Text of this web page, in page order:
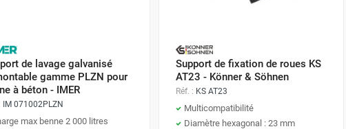
de lavage galvanisé
gamme PLZN pour
à béton - IMER
IM 071002PLZN
max benne 2 000 litres
Support de fixation de roues KS
AT23 - Könner & Söhnen
Réf. : KS AT23
Multicompatibilité
Diamètre hexagonal : 23 mm